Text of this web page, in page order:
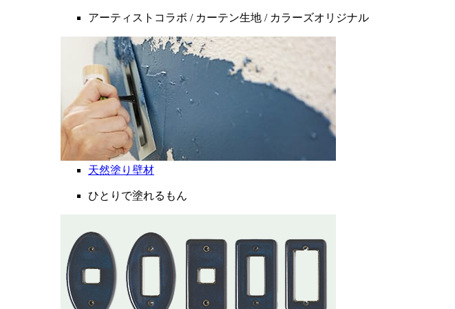
アーティストコラボ / カーテン生地 / カラーズオリジナル
天然塗り壁材
ひとりで塗れるもん